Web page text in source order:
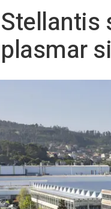
Stellantis
plasmar